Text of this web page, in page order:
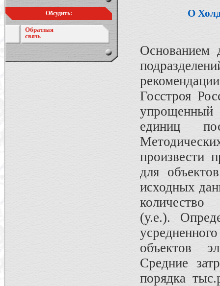
Обсудить:
Обратная
связь
О
Основанием
Госстроя
упрощенный
единиц
произвести
для
исходных
количество
(у.е.).
объектов
Средние
порядка